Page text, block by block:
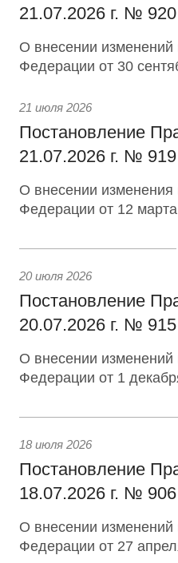
21.07.2026 г. № 920
О внесении изменений
Федерации от 30
21 июля 2026
Постановление
21.07.2026 г. № 919
О внесении изменения
Федерации от 12
20 июля 2026
Постановление
20.07.2026 г. № 915
О внесении изменений
Федерации от 1
18 июля 2026
Постановление
18.07.2026 г. № 906
О внесении изменений
Федерации от 27